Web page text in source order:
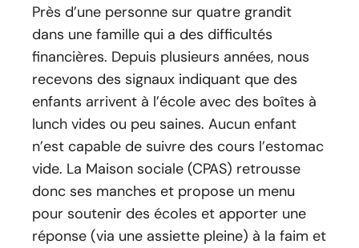
Près d’une personne sur quatre grandit
dans une famille qui a des difficultés
financières. Depuis plusieurs années, nous
recevons des signaux indiquant que des
enfants arrivent à l’école avec des boîtes à
lunch vides ou peu saines. Aucun enfant
n’est capable de suivre des cours l’estomac
vide. La Maison sociale (CPAS) retrousse
donc ses manches et propose un menu
pour soutenir des écoles et apporter une
réponse (via une assiette pleine) à la faim et